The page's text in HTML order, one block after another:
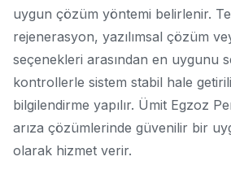
uygun çözüm yöntemi belirlenir.
rejenerasyon, yazılımsal çözüm
seçenekleri arasından en uygunu
kontrollerle sistem stabil hale
bilgilendirme yapılır. Ümit Egzoz
arıza çözümlerinde güvenilir bir
olarak hizmet verir.